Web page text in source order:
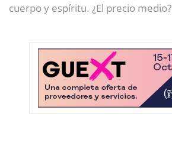
cuerpo y espíritu. ¿El precio medio?